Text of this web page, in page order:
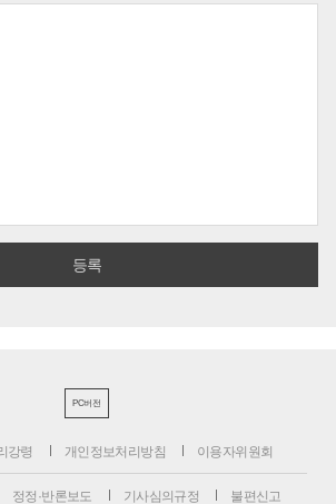
PC버전
강령 개인정보처리방침 이용자위원회
정정·반론보도 기사심의규정 불편신고